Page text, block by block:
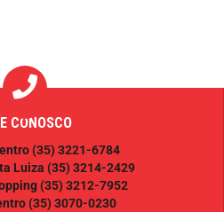
CONOSCO
(35) 3221-6784
Luiza (35) 3214-2429
(35) 3212-7952
(35) 3070-0230